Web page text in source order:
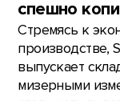
спешно
Стремясь к
производстве,
выпускает
мизерными